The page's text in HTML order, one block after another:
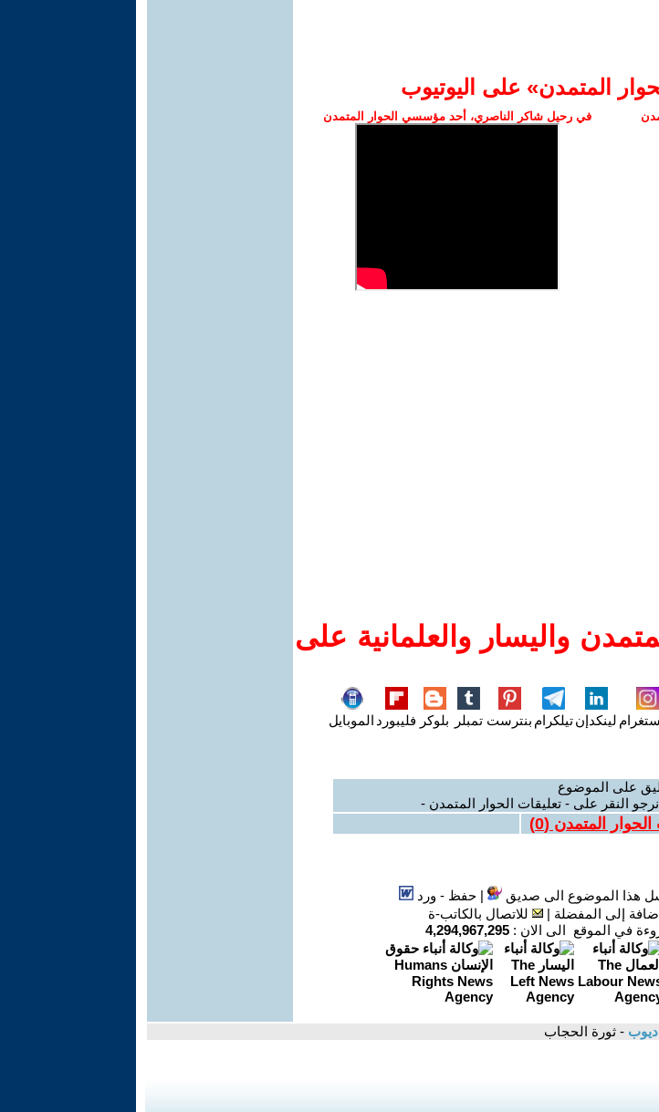
المتمدن» على اليوتيوب
في رحيل شاكر الناصري، أحد مؤسسي الحوار المتمدن
واليسار والعلمانية على
لينكدإنتيلكرام بنترست تمبلر بلوكر فليبورد الموبايل
على الموضوع
النقر على - تعليقات الحوار المتمدن -
الحوار المتمدن (0
)
هذا الموضوع الى صديق |حفظ - ورد
إلى المفضلة |
للاتصال بالكاتب-ة
في الموقع الى الان : 4,294,967,295
- ثورة الحجاب